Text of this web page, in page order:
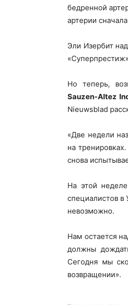
бедренной
артерии
Эли Изербит
Но теперь,
Sauzen-Altez
Nieuwsblad
«Две недели
на
снова
На этой
специалистов в
невозможно.
Нам остается
должны
Сегодня мы
возвращении».